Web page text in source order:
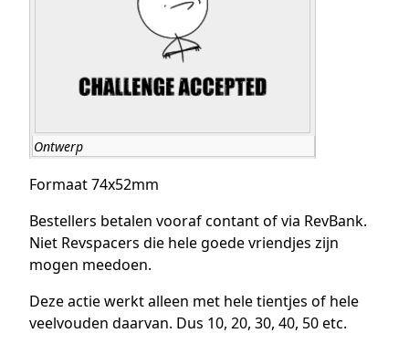
Ontwerp
Formaat 74x52mm
Bestellers betalen vooraf contant of via RevBank.
Niet Revspacers die hele goede vriendjes zijn
mogen meedoen.
Deze actie werkt alleen met hele tientjes of hele
veelvouden daarvan. Dus 10, 20, 30, 40, 50 etc.